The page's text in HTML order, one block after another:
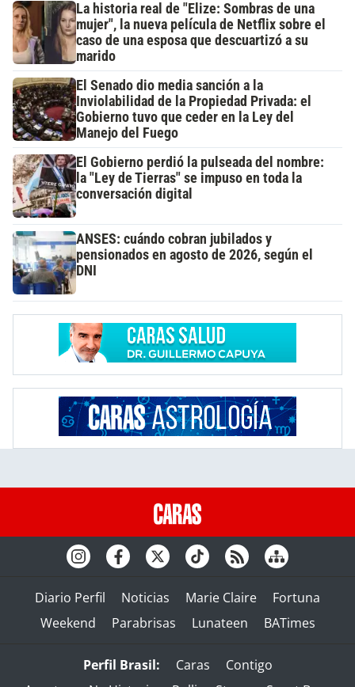
La historia real de "Elize: Sombras de una
mujer", la nueva película de Netflix sobre el
caso de una esposa que descuartizó a su
marido
El Senado dio media sanción a la
Inviolabilidad de la Propiedad Privada: el
Gobierno tuvo que ceder en la Ley del
Manejo del Fuego
El Gobierno perdió la pulseada del nombre:
la "Ley de Tierras" se impuso en toda la
conversación digital
ANSES: cuándo cobran jubilados y
pensionados en agosto de 2026, según el
DNI
Diario Perfil Noticias Marie Claire
Fortuna
Weekend
Parabrisas Lunateen BATimes
Perfil Brasil: Caras
Contigo